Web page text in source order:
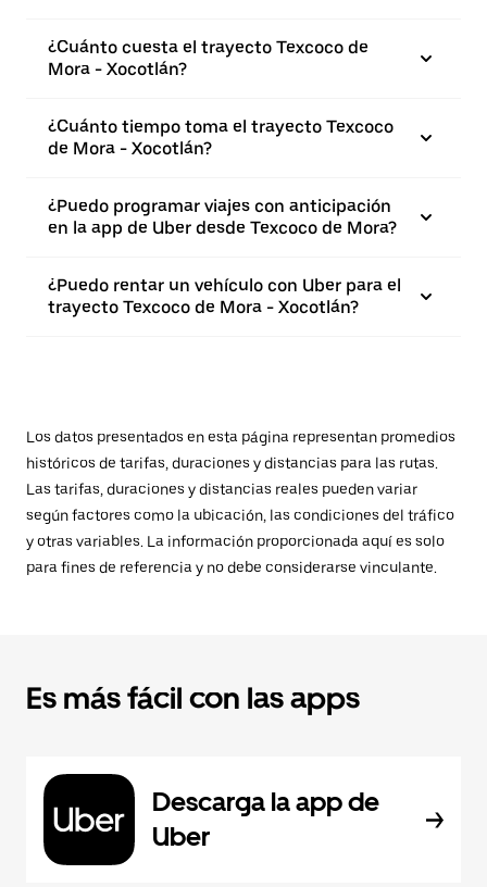
¿Cuánto cuesta el trayecto Texcoco de
Mora - Xocotlán?
¿Cuánto tiempo toma el trayecto Texcoco
de Mora - Xocotlán?
¿Puedo programar viajes con anticipación
en la app de Uber desde Texcoco de Mora?
¿Puedo rentar un vehículo con Uber para el
trayecto Texcoco de Mora - Xocotlán?
Los datos presentados en esta página representan promedios
históricos de tarifas, duraciones y distancias para las rutas.
Las tarifas, duraciones y distancias reales pueden variar
según factores como la ubicación, las condiciones del tráfico
y otras variables. La información proporcionada aquí es solo
para fines de referencia y no debe considerarse vinculante.
Es más fácil con las apps
Descarga la app de
Uber